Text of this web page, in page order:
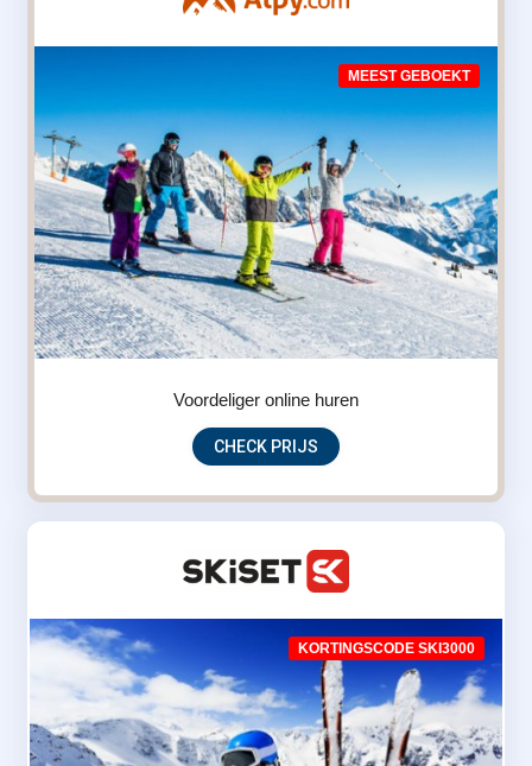
MEEST GEBOEKT
Voordeliger online huren
CHECK PRIJS
KORTINGSCODE SKI3000